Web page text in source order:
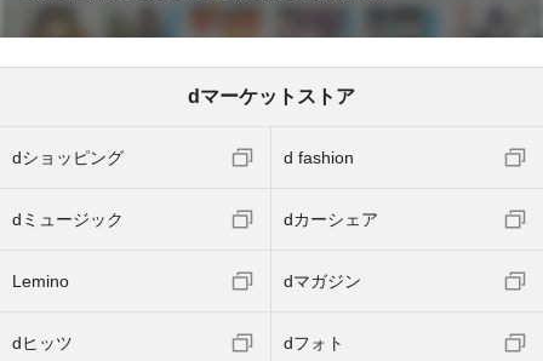
dマーケットストア
dショッピング d fashion
dミュージック dカーシェア
Lemino dマガジン
dヒッツ dフォト